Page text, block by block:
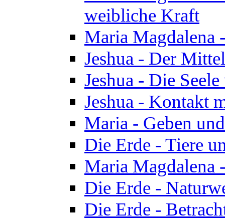
weibliche Kraft
Maria Magdalena
Jeshua - Der
Jeshua - Die
Jeshua - Kontakt
Maria - Geben
Die Erde - Tiere
Maria Magdalena
Die Erde -
Die Erde -